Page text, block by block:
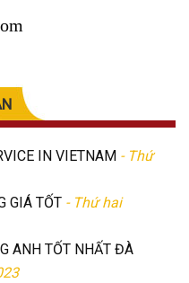
IN VIETNAM - Thứ
GIÁ TỐT - Thứ hai
ANH TỐT NHẤT ĐÀ